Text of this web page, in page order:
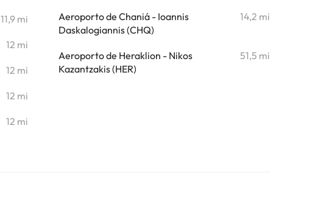
11,9 mi
12 mi
12 mi
12 mi
12 mi
Aeroporto de Chaniá - Ioannis
Daskalogiannis (CHQ)
14,2 mi
Aeroporto de Heraklion - Nikos
Kazantzakis (HER)
51,5 mi